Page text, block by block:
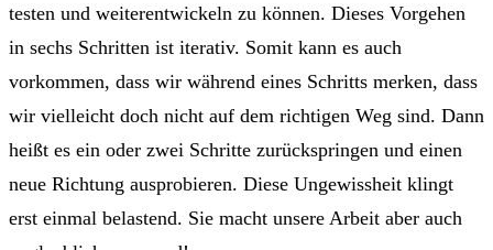
testen und weiterentwickeln zu können. Dieses Vorgehen
in sechs Schritten ist iterativ. Somit kann es auch
vorkommen, dass wir während eines Schritts merken, dass
wir vielleicht doch nicht auf dem richtigen Weg sind. Dann
heißt es ein oder zwei Schritte zurückspringen und einen
neue Richtung ausprobieren. Diese Ungewissheit klingt
erst einmal belastend. Sie macht unsere Arbeit aber auch